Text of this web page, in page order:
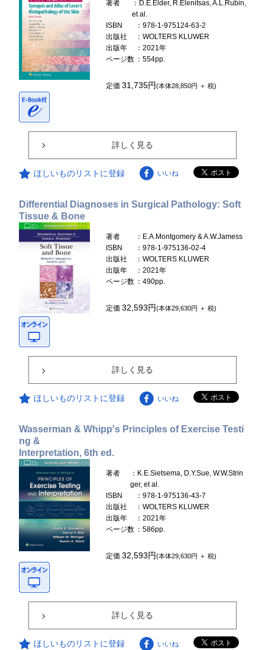
著者
：D.E.Elder, R.Elenitsas, A.L.Rubin,
et al.
ISBN
：978-1-975124-63-2
出版社
：WOLTERS KLUWER
出版年
：2021年
ページ数 ：554pp.
定価31,735円(本体28,850円 ＋ 税)
詳しく見る
ほしいものリストに登録 いいね
Differential Diagnoses in Surgical Pathology: Soft
Tissue & Bone
著者
：E.A.Montgomery & A.W.Jamess
ISBN
：978-1-975136-02-4
出版社
：WOLTERS KLUWER
出版年
：2021年
ページ数 ：490pp.
定価32,593円(本体29,630円 ＋ 税)
詳しく見る
ほしいものリストに登録 いいね
Wasserman & Whipp's Principles of Exercise Testi
ng &
Interpretation, 6th ed.
著者
：K.E.Sietsema, D.Y.Sue, W.W.Strin
ger, et al.
ISBN
：978-1-975136-43-7
出版社
：WOLTERS KLUWER
出版年
：2021年
ページ数 ：586pp.
定価32,593円(本体29,630円 ＋ 税)
詳しく見る
ほしいものリストに登録 いいね